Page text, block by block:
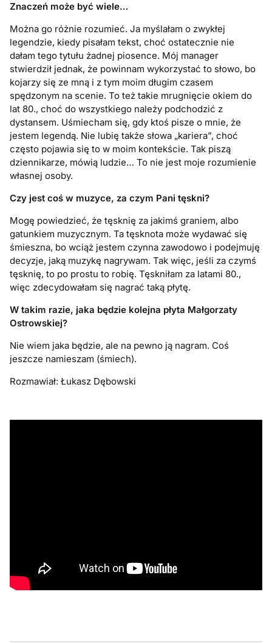
Znaczeń może być wiele…
Można go różnie rozumieć. Ja myślałam o zwykłej
legendzie, kiedy pisałam tekst, choć ostatecznie nie
dałam tego tytułu żadnej piosence. Mój manager
stwierdził jednak, że powinnam wykorzystać to słowo, bo
kojarzy się ze mną i z tym moim długim czasem
spędzonym na scenie. To też takie mrugnięcie okiem do
lat 80., choć do wszystkiego należy podchodzić z
dystansem. Uśmiecham się, gdy ktoś pisze o mnie, że
jestem legendą. Nie lubię także słowa „kariera”, choć
często pojawia się to w moim kontekście. Tak piszą
dziennikarze, mówią ludzie… To nie jest moje rozumienie
własnej osoby.
Czy jest coś w muzyce, za czym Pani tęskni?
Mogę powiedzieć, że tęsknię za jakimś graniem, albo
gatunkiem muzycznym. Ta tęsknota może wydawać się
śmieszna, bo wciąż jestem czynna zawodowo i podejmuję
decyzje, jaką muzykę nagrywam. Tak więc, jeśli za czymś
tęsknię, to po prostu to robię. Tęskniłam za latami 80.,
więc zdecydowałam się nagrać taką płytę.
W takim razie, jaka będzie kolejna płyta Małgorzaty
Ostrowskiej?
Nie wiem jaka będzie, ale na pewno ją nagram. Coś
jeszcze namieszam (śmiech).
Rozmawiał: Łukasz Dębowski